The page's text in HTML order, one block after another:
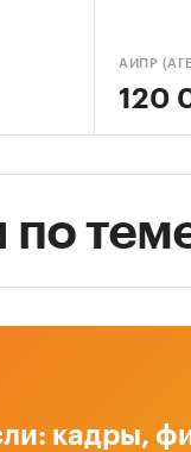
120
по
кадры,